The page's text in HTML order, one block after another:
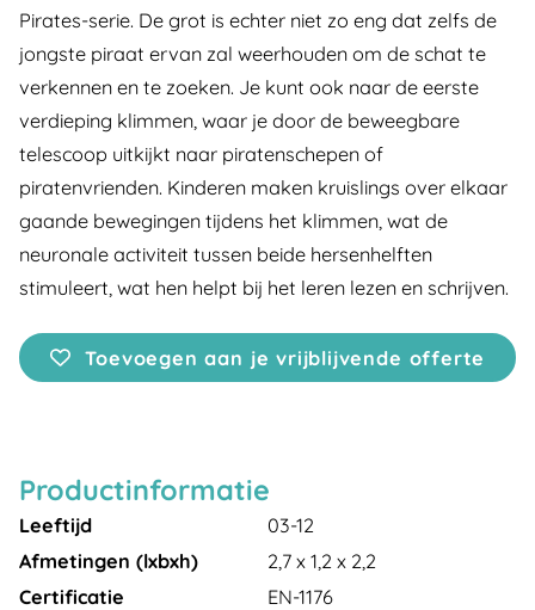
Pirates-serie. De grot is echter niet zo eng dat zelfs de
jongste piraat ervan zal weerhouden om de schat te
verkennen en te zoeken. Je kunt ook naar de eerste
verdieping klimmen, waar je door de beweegbare
telescoop uitkijkt naar piratenschepen of
piratenvrienden. Kinderen maken kruislings over elkaar
gaande bewegingen tijdens het klimmen, wat de
neuronale activiteit tussen beide hersenhelften
stimuleert, wat hen helpt bij het leren lezen en schrijven.
Toevoegen aan je vrijblijvende offerte
Productinformatie
Leeftijd
03-12
Afmetingen (lxbxh)
2,7 x 1,2 x 2,2
Certificatie
EN-1176